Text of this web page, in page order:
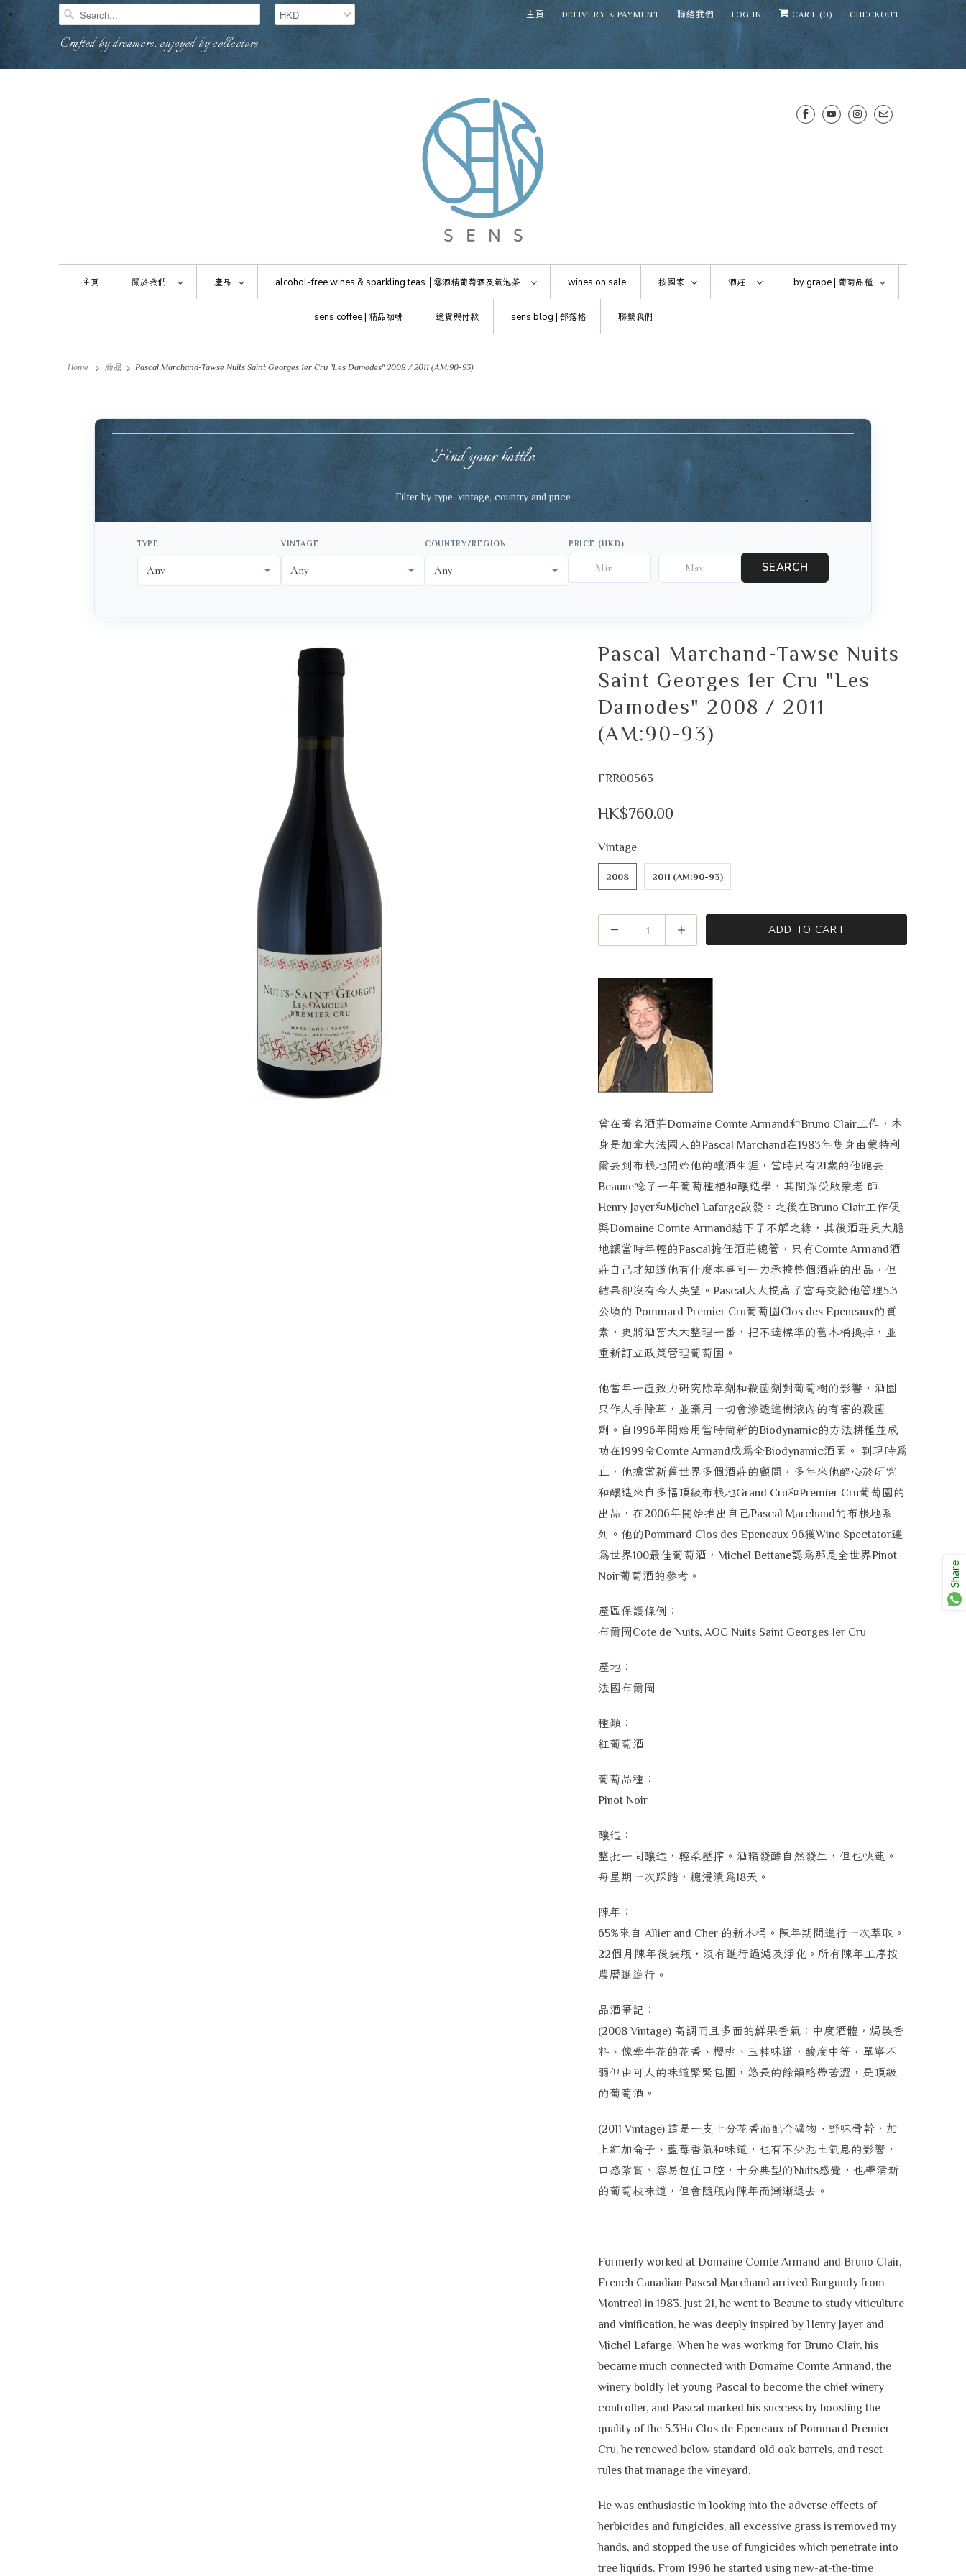
Crafted by dreamers, enjoyed by collectors
主頁 DELIVERY & PAYMENT 聯絡我們 LOG IN CART (0) CHECKOUT
主頁 關於我們 產品 alcohol-free wines & sparkling teas │ 零酒精葡萄酒及氣泡茶 wines on sale 按國家 酒莊 by grape | 葡萄品種
sens coffee | 精品咖啡 送貨與付款 sens blog | 部落格 聯繫我們
Home 商品 Pascal Marchand-Tawse Nuits Saint Georges 1er Cru "Les Damodes" 2008 / 2011 (AM:90-93)
Find your bottle
Filter by type, vintage, country and price
TYPE VINTAGE COUNTRY/REGION PRICE (HKD)
– SEARCH
Pascal Marchand-Tawse Nuits
Saint Georges 1er Cru "Les
Damodes" 2008 / 2011
(AM:90-93)
FRR00563
HK$760.00
Vintage
2008 2011 (AM:90-93)
ADD TO CART
曾在著名酒莊Domaine Comte Armand和Bruno Clair工作，本
身是加拿大法國人的Pascal Marchand在1983年隻身由蒙特利
爾去到布根地開始他的釀酒生涯，當時只有21歲的他跑去
Beaune唸了一年葡萄種植和釀造學，其間深受啟蒙老 師
Henry Jayer和Michel Lafarge啟發。之後在Bruno Clair工作便
與Domaine Comte Armand結下了不解之緣，其後酒莊更大膽
地讓當時年輕的Pascal擔任酒莊總管，只有Comte Armand酒
莊自己才知道他有什麼本事可一力承擔整個酒莊的出品，但
結果卻沒有令人失望。 Pascal大大提高了當時交給他管理5.3
公頃的 Pommard Premier Cru葡萄園Clos des Epeneaux的質
素，更將酒窖大大整理一番，把不達標準的舊木桶換掉，並
重新訂立政策管理葡萄園。
他當年一直致力研究除草劑和殺菌劑對葡萄樹的影響，酒園
只作人手除草，並棄用一切會滲透進樹液內的有害的殺菌
劑。自1996年開始用當時尚新的Biodynamic的方法耕種並成
功在1999令Comte Armand成為全Biodynamic酒園 。 到現時為
止，他擔當新舊世界多個酒莊的顧問，多年來他醉心於研究
和釀造來自多幅頂級布根地Grand Cru和Premier Cru葡萄園的
出品，在2006年開始推出自己Pascal Marchand的布根地系
列。他的Pommard Clos des Epeneaux 96獲Wine Spectator選
為世界100最佳葡萄酒， Michel Bettane認為那是全世界Pinot
Noir葡萄酒的參考。
產區保護條例：
布爾岡Cote de Nuits, AOC Nuits Saint Georges 1er Cru
產地：
法國布爾岡
種類：
紅葡萄酒
葡萄品種：
Pinot Noir
釀造：
整批一同釀造，輕柔壓搾。酒精發酵自然發生，但也快速。
每星期一次踩踏，總浸漬為18天。
陳年：
65%來自 Allier and Cher 的新木桶。陳年期間進行一次萃取。
22個月陳年後裝瓶，沒有進行過濾及淨化。所有陳年工序按
農曆進進行。
品酒筆記：
(2008 Vintage) 高調而且多面的鮮果香氣；中度酒體，焗製香
料、像牽牛花的花香、櫻桃、玉桂味道，酸度中等，單寧不
弱但由可人的味道緊緊包圍，悠長的餘韻略帶苦澀，是頂級
的葡萄酒。
(2011 Vintage) 這是一支十分花香而配合礦物、野味骨幹，加
上紅加侖子、藍莓香氣和味道，也有不少泥土氣息的影響，
口感紮實、容易包住口腔，十分典型的Nuits感覺，也帶清新
的葡萄枝味道，但會隨瓶內陳年而漸漸退去。
Formerly worked at Domaine Comte Armand and Bruno Clair,
French Canadian Pascal Marchand arrived Burgundy from
Montreal in 1983. Just 21, he went to Beaune to study viticulture
and vinification, he was deeply inspired by Henry Jayer and
Michel Lafarge. When he was working for Bruno Clair, his
became much connected with Domaine Comte Armand, the
winery boldly let young Pascal to become the chief winery
controller, and Pascal marked his success by boosting the
quality of the 5.3Ha Clos de Epeneaux of Pommard Premier
Cru, he renewed below standard old oak barrels, and reset
rules that manage the vineyard.
He was enthusiastic in looking into the adverse effects of
herbicides and fungicides, all excessive grass is removed my
hands, and stopped the use of fungicides which penetrate into
tree liquids. From 1996 he started using new-at-the-time
Mirai · Wine Advisor ⛶
VIEW CART
Share